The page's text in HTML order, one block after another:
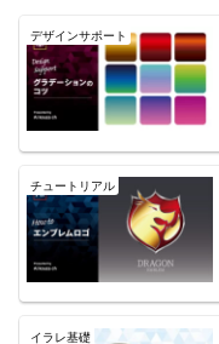
デザインサポート
チュートリアル
イラレ基礎